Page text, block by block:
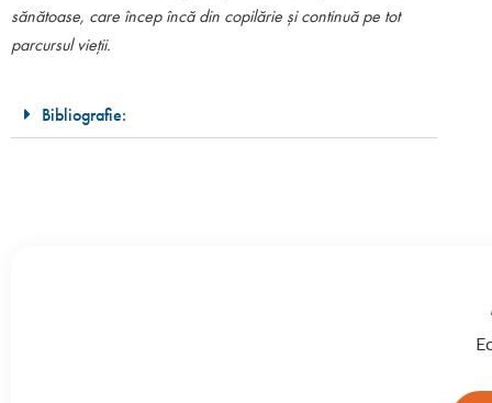
sănătoase, care încep încă din copilărie și continuă pe tot
parcursul vieții.
Bibliografie: